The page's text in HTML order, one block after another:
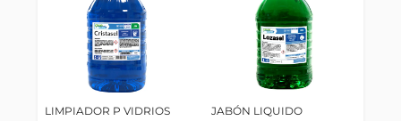
LIMPIADOR P VIDRIOS
JABÓN LIQUIDO